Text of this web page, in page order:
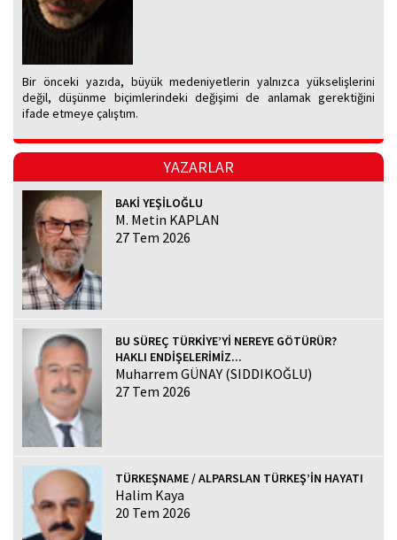
Bir önceki yazıda, büyük medeniyetlerin yalnızca yükselişlerini
değil, düşünme biçimlerindeki değişimi de anlamak gerektiğini
ifade etmeye çalıştım.
YAZARLAR
BAKİ YEŞİLOĞLU
M. Metin KAPLAN
27 Tem 2026
BU SÜREÇ TÜRKİYE’Yİ NEREYE GÖTÜRÜR?
HAKLI ENDİŞELERİMİZ...
Muharrem GÜNAY (SIDDIKOĞLU)
27 Tem 2026
TÜRKEŞNAME / ALPARSLAN TÜRKEŞ’İN HAYATI
Halim Kaya
20 Tem 2026